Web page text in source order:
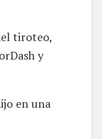
tiroteo,
y
en una